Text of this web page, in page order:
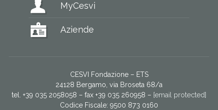
MyCesvi
Aziende
CESVI Fondazione – ETS
24128 Bergamo, via Broseta 68/a
tel. +39 035 2058058 – fax +39 035 260958 – [email protected]
Codice Fiscale: 9500 873 0160